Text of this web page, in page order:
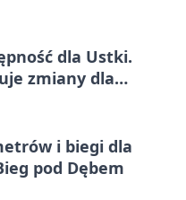
dla Ustki.
zmiany dla
i biegi dla
pod Dębem